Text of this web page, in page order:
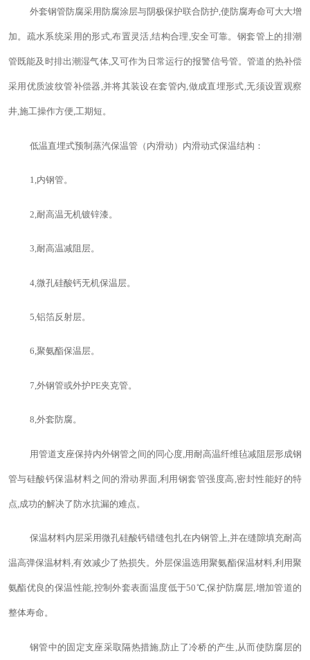
外套钢管防腐采用防腐涂层与阴极保护联合防护,使防腐寿命可大大增
加。疏水系统采用的形式,布置灵活,结构合理,安全可靠。钢套管上的排潮
管既能及时排出潮湿气体,又可作为日常运行的报警信号管。管道的热补偿
采用优质波纹管补偿器,并将其装设在套管内,做成直埋形式,无须设置观察
井,施工操作方便,工期短。
低温直埋式预制蒸汽保温管（内滑动）内滑动式保温结构：
1,内钢管。
2 ,耐高温无机镀锌漆。
3,耐高温减阻层。
4 ,微孔硅酸钙无机保温层。
5,铝箔反射层。
6,聚氨酯保温层。
7 ,外钢管或外护PE夹克管。
8,外套防腐。
用管道支座保持内外钢管之间的同心度,用耐高温纤维毡减阻层形成钢
管与硅酸钙保温材料之间的滑动界面,利用钢套管强度高,密封性能好的特
点,成功的解决了防水抗漏的难点。
保温材料内层采用微孔硅酸钙错缝包扎在内钢管上,并在缝隙填充耐高
温高弹保温材料,有效减少了热损失。外层保温选用聚氨酯保温材料,利用聚
氨酯优良的保温性能,控制外套表面温度低于50℃,保护防腐层,增加管道的
整体寿命。
钢管中的固定支座采取隔热措施,防止了冷桥的产生,从而使防腐层的